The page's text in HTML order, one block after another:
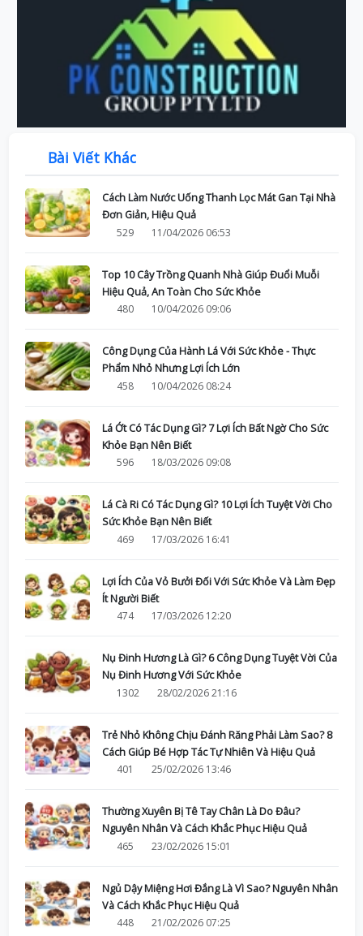
Bài Viết Khác
Cách Làm Nước Uống Thanh Lọc Mát Gan Tại Nhà
Đơn Giản, Hiệu Quả
529
11/04/2026 06:53
Top 10 Cây Trồng Quanh Nhà Giúp Đuổi Muỗi
Hiệu Quả, An Toàn Cho Sức Khỏe
480
10/04/2026 09:06
Công Dụng Của Hành Lá Với Sức Khỏe - Thực
Phẩm Nhỏ Nhưng Lợi Ích Lớn
458
10/04/2026 08:24
Lá Ớt Có Tác Dụng Gì? 7 Lợi Ích Bất Ngờ Cho Sức
Khỏe Bạn Nên Biết
596
18/03/2026 09:08
Lá Cà Ri Có Tác Dụng Gì? 10 Lợi Ích Tuyệt Vời Cho
Sức Khỏe Bạn Nên Biết
469
17/03/2026 16:41
Lợi Ích Của Vỏ Bưởi Đối Với Sức Khỏe Và Làm Đẹp
Ít Người Biết
474
17/03/2026 12:20
Nụ Đinh Hương Là Gì? 6 Công Dụng Tuyệt Vời Của
Nụ Đinh Hương Với Sức Khỏe
1302
28/02/2026 21:16
Trẻ Nhỏ Không Chịu Đánh Răng Phải Làm Sao? 8
Cách Giúp Bé Hợp Tác Tự Nhiên Và Hiệu Quả
401
25/02/2026 13:46
Thường Xuyên Bị Tê Tay Chân Là Do Đâu?
Nguyên Nhân Và Cách Khắc Phục Hiệu Quả
465
23/02/2026 15:01
Ngủ Dậy Miệng Hơi Đắng Là Vì Sao? Nguyên Nhân
Và Cách Khắc Phục Hiệu Quả
448
21/02/2026 07:25